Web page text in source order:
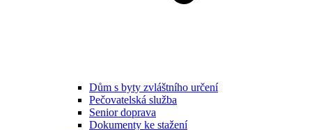
Dům s byty zvláštního určení
Pečovatelská služba
Senior doprava
Dokumenty ke stažení